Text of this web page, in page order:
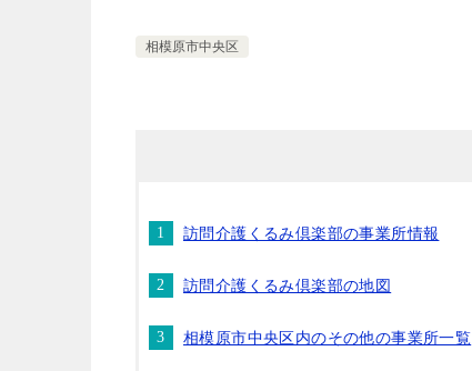
相模原市中央区
訪問介護くるみ倶楽部の事業所情報
訪問介護くるみ倶楽部の地図
相模原市中央区内のその他の事業所一覧